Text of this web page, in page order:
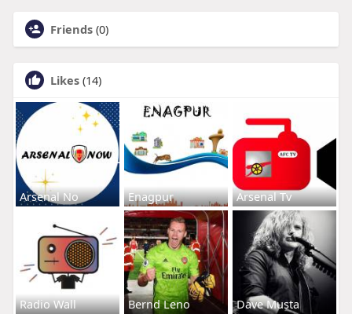
Friends (0)
Likes (14)
Arsenal No Enagpur Arsenal Tv
Radio Wall Bernd Leno Dave Musta